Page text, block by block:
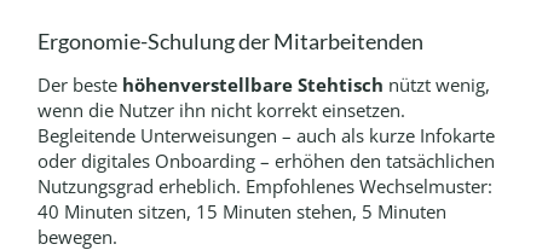
Ergonomie-Schulung der Mitarbeitenden
Der beste höhenverstellbare Stehtisch nützt wenig,
wenn die Nutzer ihn nicht korrekt einsetzen.
Begleitende Unterweisungen – auch als kurze Infokarte
oder digitales Onboarding – erhöhen den tatsächlichen
Nutzungsgrad erheblich. Empfohlenes Wechselmuster:
40 Minuten sitzen, 15 Minuten stehen, 5 Minuten
bewegen.